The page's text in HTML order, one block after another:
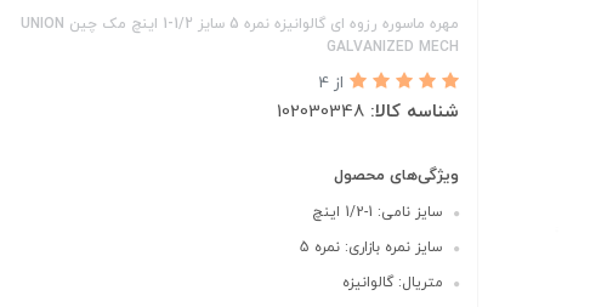
مهره ماسوره رزوه ای گالوانیزه نمره 5 سایز 1/2-1 اینچ مک چین UNION
GALVANIZED MECH
از 4
شناسه کالا:102030348
ویژگی‌های محصول
سایز نامی: 1-1/2 اینچ
سایز نمره بازاری: نمره 5
متریال: گالوانیزه